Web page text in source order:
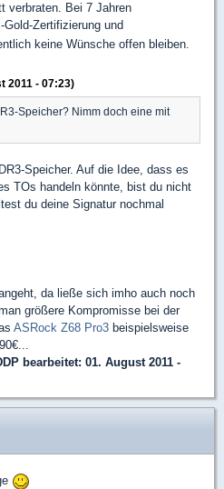
verbraten. Bei 7 Jahren
Zertifizierung und
keine Wünsche offen bleiben.
2011 - 07:23)
Speicher? Nimm doch eine mit
Speicher. Auf die Idee, dass es
TOs handeln könnte, bist du nicht
du deine Signatur nochmal
da ließe sich imho auch noch
größere Kompromisse bei der
ASRock Z68 Pro3 beispielsweise
bearbeitet: 01. August 2011 -